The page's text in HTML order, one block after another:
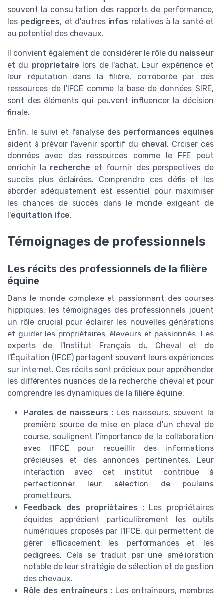
souvent la consultation des rapports de performance,
les pedigrees, et d'autres infos relatives à la santé et
au potentiel des chevaux.
Il convient également de considérer le rôle du naisseur
et du proprietaire lors de l'achat. Leur expérience et
leur réputation dans la filière, corroborée par des
ressources de l'IFCE comme la base de données SIRE,
sont des éléments qui peuvent influencer la décision
finale.
Enfin, le suivi et l'analyse des performances equines
aident à prévoir l'avenir sportif du cheval. Croiser ces
données avec des ressources comme le FFE peut
enrichir la recherche et fournir des perspectives de
succès plus éclairées. Comprendre ces défis et les
aborder adéquatement est essentiel pour maximiser
les chances de succès dans le monde exigeant de
l'equitation ifce.
Témoignages de professionnels
Les récits des professionnels de la filière
équine
Dans le monde complexe et passionnant des courses
hippiques, les témoignages des professionnels jouent
un rôle crucial pour éclairer les nouvelles générations
et guider les propriétaires, éleveurs et passionnés. Les
experts de l'Institut Français du Cheval et de
l'Équitation (IFCE) partagent souvent leurs expériences
sur internet. Ces récits sont précieux pour appréhender
les différentes nuances de la recherche cheval et pour
comprendre les dynamiques de la filière équine.
Paroles de naisseurs :Les naisseurs, souvent la
première source de mise en place d'un cheval de
course, soulignent l'importance de la collaboration
avec l'IFCE pour recueillir des informations
précieuses et des annonces pertinentes. Leur
interaction avec cet institut contribue à
perfectionner leur sélection de poulains
prometteurs.
Feedback des propriétaires : Les propriétaires
équides apprécient particulièrement les outils
numériques proposés par l'IFCE, qui permettent de
gérer efficacement les performances et les
pedigrees. Cela se traduit par une amélioration
notable de leur stratégie de sélection et de gestion
des chevaux.
Rôle des entraîneurs : Les entraîneurs, membres